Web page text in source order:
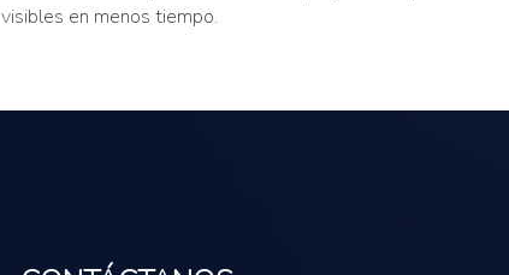
visibles en menos tiempo.